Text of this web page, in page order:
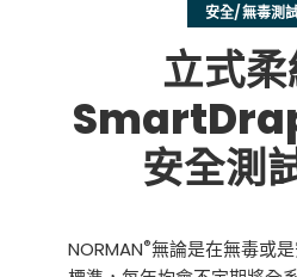
安全/無毒測
立式
安全測
NORMAN®無論是在無毒或